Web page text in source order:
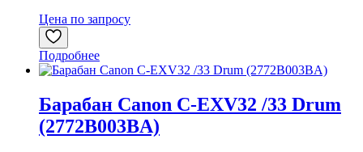
Цена по запросу
Подробнее
Барабан Canon C-EXV32 /33 Drum
(2772B003BA)